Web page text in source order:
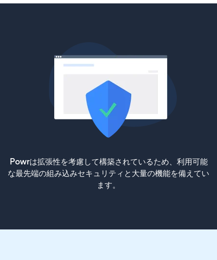
Powrは拡張性を考慮して構築されているため、利用可能
な最先端の組み込みセキュリティと大量の機能を備えてい
ます。